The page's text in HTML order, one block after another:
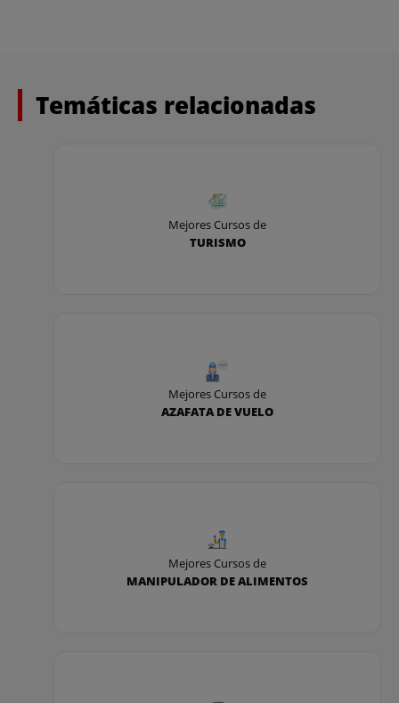
Temáticas relacionadas
Mejores Cursos de
TURISMO
Mejores Cursos de
AZAFATA DE VUELO
Mejores Cursos de
MANIPULADOR DE ALIMENTOS